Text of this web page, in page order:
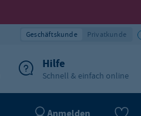
Geschäftskunde Privatkunde
Hilfe
Schnell & einfach online
Anmelden